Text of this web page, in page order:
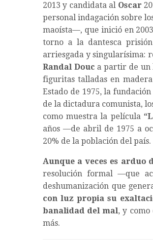
2013 y candidata al Oscar
personal indagación sobre
maoísta—, que inició en
torno a la dantesca
arriesgada y singularísima:
Randal Douc a partir de un
figuritas talladas en
Estado de 1975, la
de la dictadura comunista,
como muestra la película “
años —de abril de 1975 a
20% de la población del país.
Aunque a veces es
resolución formal —que
deshumanización que
con luz propia su
banalidad del mal, y
más.